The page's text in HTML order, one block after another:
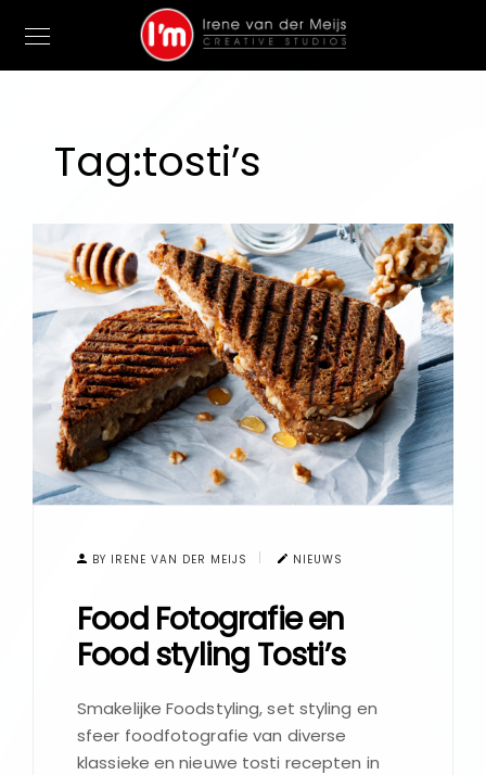
Tag:tosti’s
BY IRENE VAN DER MEIJS NIEUWS
Food Fotografie en
Food styling Tosti’s
Smakelijke Foodstyling, set styling en
sfeer foodfotografie van diverse
klassieke en nieuwe tosti recepten in